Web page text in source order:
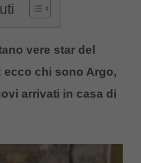
vere star del
ecco chi sono Argo,
arrivati in casa di